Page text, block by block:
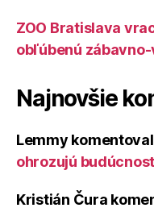
ZOO Bratislava
obľúbenú
Najnovšie
Lemmy komentoval
ohrozujú
Kristián Čura